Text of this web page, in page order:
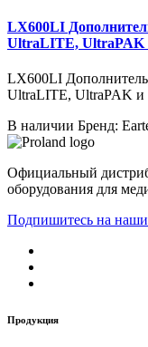
LX600LI
UltraLITE, UltraPAK
LX600LI
UltraLITE, UltraPAK и
В наличии Бренд:
Официальный
оборудования для
Подпишитесь на
Продукция